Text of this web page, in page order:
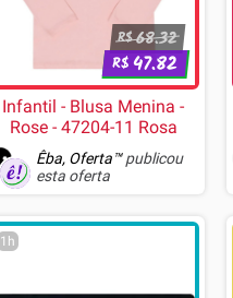
R$68.32
R$47.82
Infantil - Blusa Menina -
Rose - 47204-11 Rosa
Êba, Oferta™publicou
esta oferta
1h